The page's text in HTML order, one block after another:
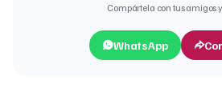
Compártela con tus amigos
WhatsApp